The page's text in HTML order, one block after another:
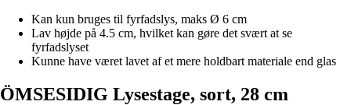
Kan kun bruges til fyrfadslys, maks Ø 6 cm
Lav højde på 4.5 cm, hvilket kan gøre det svært at se
fyrfadslyset
Kunne have været lavet af et mere holdbart materiale end glas
ÖMSESIDIG Lysestage, sort, 28 cm